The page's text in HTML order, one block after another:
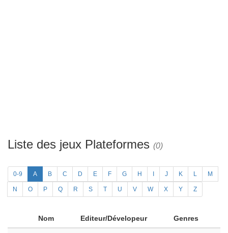
Liste des jeux Plateformes (0)
0-9 A B C D E F G H J K L M
N O P Q R S T U V W X Y Z
Nom Editeur/Dévelopeur Genres